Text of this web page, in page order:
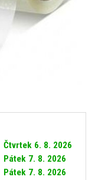
Čtvrtek 6. 8. 2026
Pátek 7. 8. 2026
Pátek 7. 8. 2026